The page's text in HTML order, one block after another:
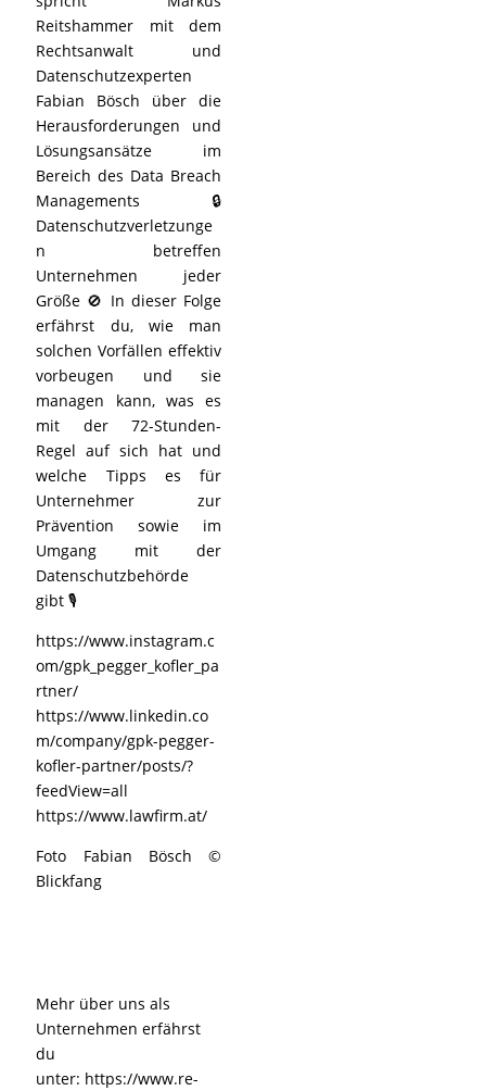
Reitshammer mit dem
Rechtsanwalt und
Datenschutzexperten
Fabian Bösch über die
Herausforderungen und
Lösungsansätze im
Bereich des Data Breach
Managements 🔒
Datenschutzverletzunge
n betreffen
Unternehmen jeder
Größe 🚫 In dieser Folge
erfährst du, wie man
solchen Vorfällen effektiv
vorbeugen und sie
managen kann, was es
mit der 72-Stunden-
Regel auf sich hat und
welche Tipps es für
Unternehmer zur
Prävention sowie im
Umgang mit der
Datenschutzbehörde
gibt 🎙️
https://www.instagram.c
om/gpk_pegger_kofler_pa
rtner/
https://www.linkedin.co
m/company/gpk-pegger-
kofler-partner/posts/?
feedView=all
https://www.lawfirm.at/
Foto Fabian Bösch ©
Blickfang
Mehr über uns als
Unternehmen erfährst
du
unter: https://www.re-